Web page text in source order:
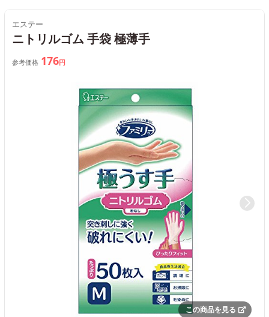
エステー
ニトリルゴム 手袋 極薄手
参考価格 176円
この商品を見る